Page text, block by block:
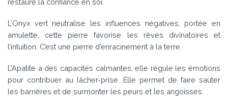
restaure la confiance en soi.
L’Onyx vert neutralise les influences négatives, portée en
amulette, cette pierre favorise les rêves divinatoires et
l’intuition. C’est une pierre d’enracinement à la terre.
L’Apatite a des capacités calmantes, elle régule les émotions
pour contribuer au lâcher-prise. Elle permet de faire sauter
les barrières et de surmonter les peurs et les angoisses.